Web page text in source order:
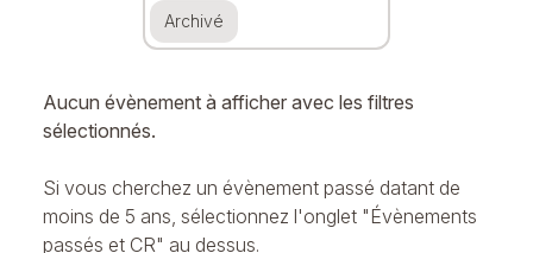
Archivé
Aucun évènement à afficher avec les filtres
sélectionnés.
Si vous cherchez un évènement passé datant de
moins de 5 ans, sélectionnez l'onglet "Évènements
passés et CR" au dessus.